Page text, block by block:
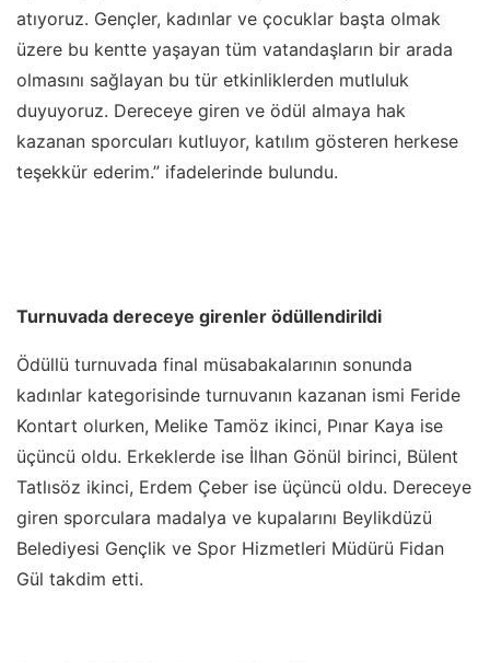
atıyoruz. Gençler, kadınlar ve çocuklar başta olmak
üzere bu kentte yaşayan tüm vatandaşların bir arada
olmasını sağlayan bu tür etkinliklerden mutluluk
duyuyoruz. Dereceye giren ve ödül almaya hak
kazanan sporcuları kutluyor, katılım gösteren herkese
teşekkür ederim.” ifadelerinde bulundu.
Turnuvada dereceye girenler ödüllendirildi
Ödüllü turnuvada final müsabakalarının sonunda
kadınlar kategorisinde turnuvanın kazanan ismi Feride
Kontart olurken, Melike Tamöz ikinci, Pınar Kaya ise
üçüncü oldu. Erkeklerde ise İlhan Gönül birinci, Bülent
Tatlısöz ikinci, Erdem Çeber ise üçüncü oldu. Dereceye
giren sporculara madalya ve kupalarını Beylikdüzü
Belediyesi Gençlik ve Spor Hizmetleri Müdürü Fidan
Gül takdim etti.